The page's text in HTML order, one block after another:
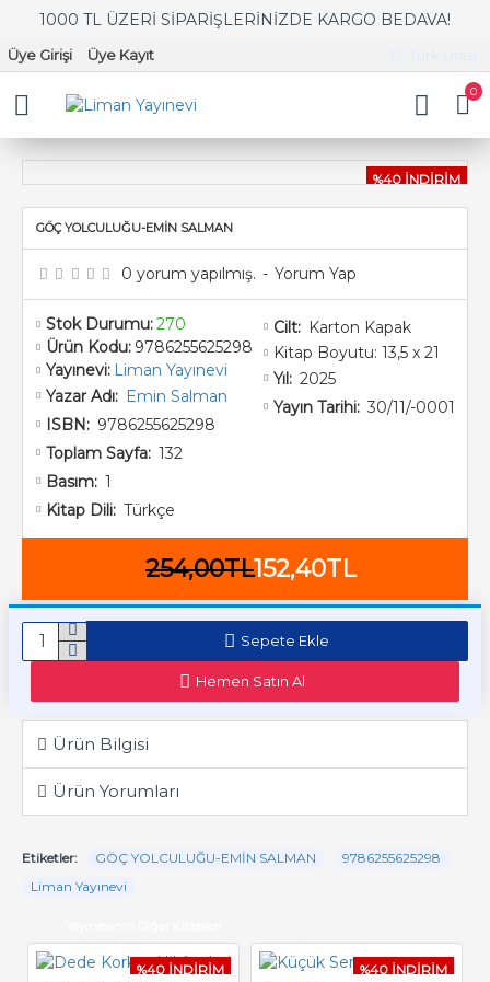
1000 TL ÜZERİ SİPARİŞLERİNİZDE KARGO BEDAVA!
Üye Girişi Üye Kayıt
0
%40 İNDİRİM
GÖÇ YOLCULUĞU-EMİN SALMAN
Stok Durumu:270
Ürün Kodu: 9786255625298
Yayınevi: Liman Yayınevi
Yazar Adı: Emin Salman
ISBN: 9786255625298
Toplam Sayfa: 132
Basım: 1
Kitap Dili: Türkçe
Cilt: Karton Kapak
Kitap Boyutu: 13,5 x 21
Yıl: 2025
Yayın Tarihi: 30/11/-0001
0 yorum yapılmış. - Yorum Yap
152,40TL
254,00TL
Sepete Ekle
Hemen Satın Al
Ürün Bilgisi
Ürün Yorumları
Etiketler: GÖÇ YOLCULUĞU-EMİN SALMAN
9786255625298
Liman Yayınevi
%40 İNDİRİM
%40 İNDİRİM